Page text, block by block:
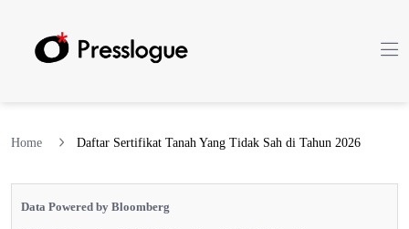
Home Daftar Sertifikat Tanah Yang Tidak Sah di Tahun 2026
Data Powered by Bloomberg